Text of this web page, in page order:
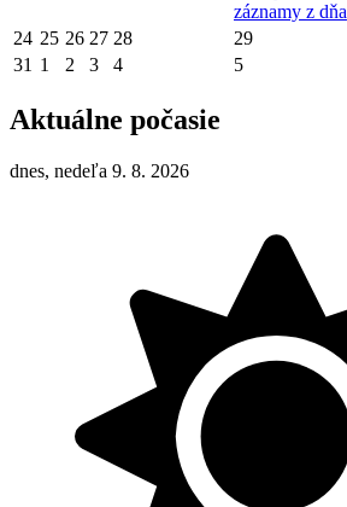
záznamy z dňa
24 25 26 27 28 29
31 1 2 3 4 5
Aktuálne počasie
dnes, nedeľa 9. 8. 2026